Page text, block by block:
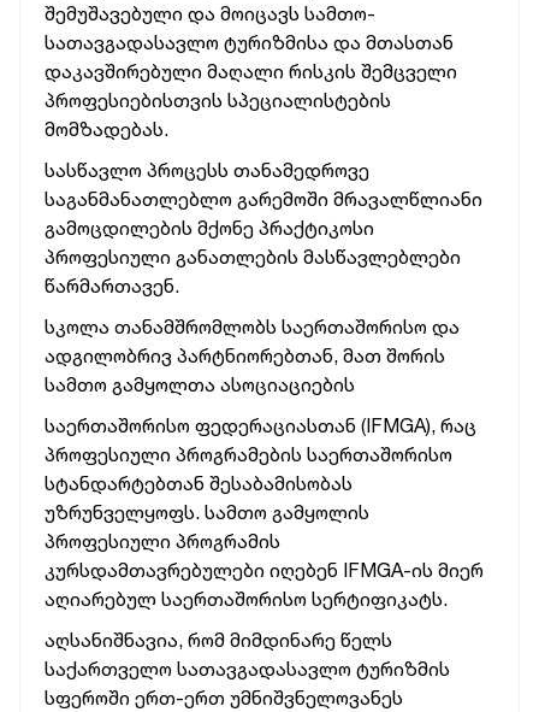
შემუშავებული და მოიცავს სამთო-
სათავგადასავლო ტურიზმისა და მთასთან
დაკავშირებული მაღალი რისკის შემცველი
პროფესიებისთვის სპეციალისტების
მომზადებას.
სასწავლო პროცესს თანამედროვე
საგანმანათლებლო გარემოში მრავალწლიანი
გამოცდილების მქონე პრაქტიკოსი
პროფესიული განათლების მასწავლებლები
წარმართავენ.
სკოლა თანამშრომლობს საერთაშორისო და
ადგილობრივ პარტნიორებთან, მათ შორის
სამთო გამყოლთა ასოციაციების
საერთაშორისო ფედერაციასთან (IFMGA), რაც
პროფესიული პროგრამების საერთაშორისო
სტანდარტებთან შესაბამისობას
უზრუნველყოფს. სამთო გამყოლის
პროფესიული პროგრამის
კურსდამთავრებულები იღებენ IFMGA-ის მიერ
აღიარებულ საერთაშორისო სერტიფიკატს.
აღსანიშნავია, რომ მიმდინარე წელს
საქართველო სათავგადასავლო ტურიზმის
სფეროში ერთ-ერთ უმნიშვნელოვანეს